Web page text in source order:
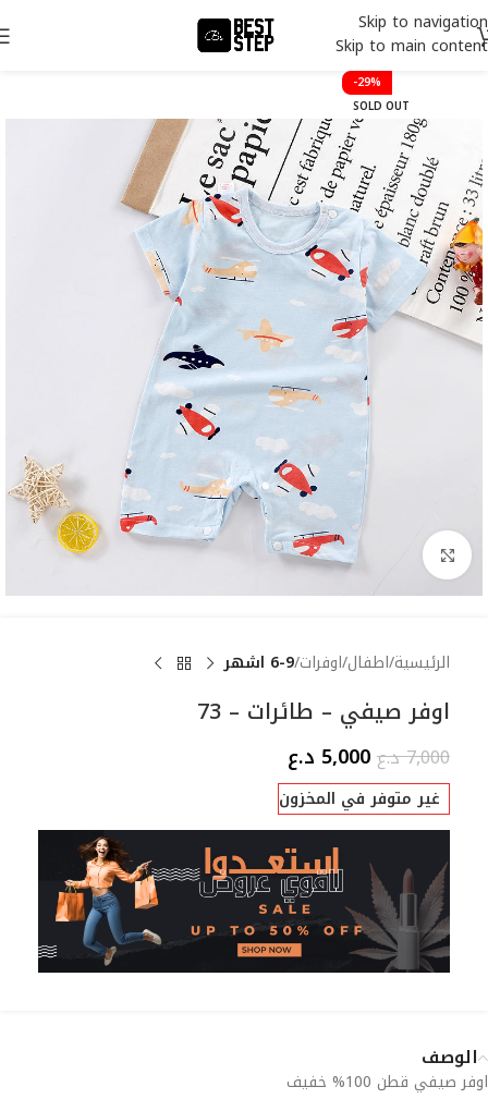
Skip to navigation
Skip to main content
-29%
SOLD OUT
Click to enlarge
الرئيسية اطفال اوفرات 6-9 اشهر
اوفر صيفي – طائرات – 73
7,000د.ع5,000 د.ع
غير متوفر في المخزون
الوصف
اوفر صيفي قطن 100% خفيف